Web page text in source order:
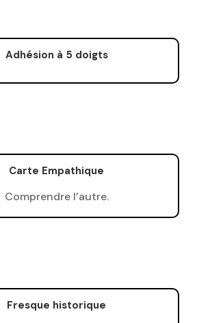
Adhésion à 5 doigts
Carte Empathique
Comprendre l’autre.
Fresque historique